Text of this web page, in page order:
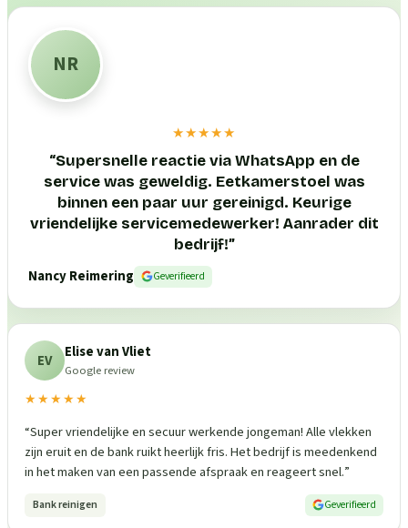
NR
★★★★★
“Supersnelle reactie via WhatsApp en de
service was geweldig. Eetkamerstoel was
binnen een paar uur gereinigd. Keurige
vriendelijke servicemedewerker! Aanrader dit
bedrijf!”
Nancy Reimering
Geverifieerd
EV Elise van Vliet
Google review
★★★★★
“Super vriendelijke en secuur werkende jongeman! Alle vlekken
zijn eruit en de bank ruikt heerlijk fris. Het bedrijf is meedenkend
in het maken van een passende afspraak en reageert snel.”
Bank reinigen Geverifieerd